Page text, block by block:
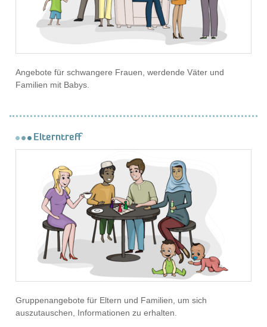
Angebote für schwangere Frauen, werdende Väter und
Familien mit Babys.
Elterntreff
Gruppenangebote für Eltern und Familien, um sich
auszutauschen, Informationen zu erhalten.